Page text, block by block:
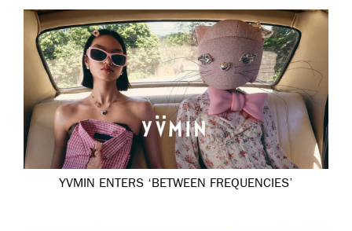
YVMIN ENTERS ‘BETWEEN FREQUENCIES’